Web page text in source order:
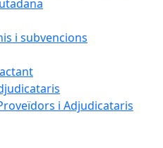
i subvencions
i Adjudicataris